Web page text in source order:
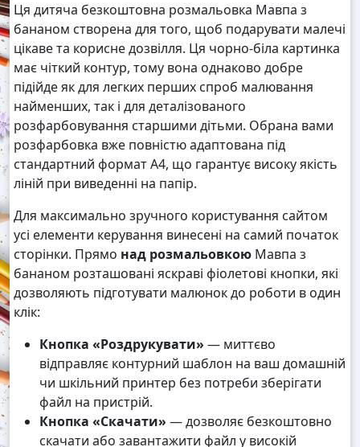
Ця дитяча безкоштовна розмальовка Мавпа з
бананом створена для того, щоб подарувати малечі
цікаве та корисне дозвілля. Ця чорно-біла картинка
має чіткий контур, тому вона однаково добре
підійде як для легких перших спроб малювання
найменших, так і для деталізованого
розфарбовування старшими дітьми. Обрана вами
розфарбовка вже повністю адаптована під
стандартний формат А4, що гарантує високу якість
ліній при виведенні на папір.
Для максимально зручного користування сайтом
усі елементи керування винесені на самий початок
сторінки. Прямо над розмальовкою Мавпа з
бананом розташовані яскраві фіолетові кнопки, які
дозволяють підготувати малюнок до роботи в один
клік:
Кнопка «Роздрукувати» — миттєво
відправляє контурний шаблон на ваш домашній
чи шкільний принтер без потреби зберігати
файл на пристрій.
Кнопка «Скачати» — дозволяє безкоштовно
скачати або завантажити файл у високій